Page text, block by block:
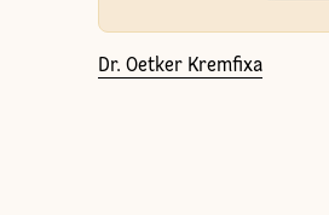
Dr. Oetker Kremfixa